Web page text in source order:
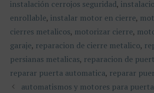
instalación cerrojos seguridad,
enrollable, instalar motor en cierre,
cierres metalicos, motorizar cierre,
garaje, reparacion de cierre metalico,
persianas metalicas, reparacion de
reparar puerta automatica, reparar
automatismos y motores para